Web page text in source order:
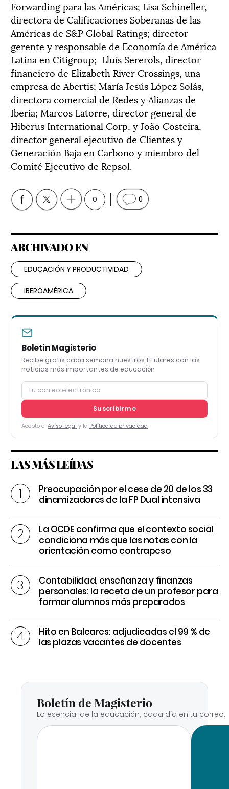
Forwarding para las Américas; Lisa Schineller,
directora de Calificaciones Soberanas de las
Américas de S&P Global Ratings; director
gerente y responsable de Economía de América
Latina en Citigroup; Lluís Sererols, director
financiero de Elizabeth River Crossings, una
empresa de Abertis; María Jesús López Solás,
directora comercial de Redes y Alianzas de
Iberia; Marcos Latorre, director general de
Hiberus International Corp, y João Costeira,
director general ejecutivo de Clientes y
Generación Baja en Carbono y miembro del
Comité Ejecutivo de Repsol.
0 0
ARCHIVADO EN
EDUCACIÓN Y PRODUCTIVIDAD
IBEROAMÉRICA
Boletín Magisterio
Recibe gratis cada semana nuestros titulares con las
noticias más importantes de educación
Suscribirme
Acepto el Aviso legal y la Política de privacidad
LAS MÁS LEÍDAS
Preocupación por el cese de 20 de los 33
dinamizadores de la FP Dual intensiva
La OCDE confirma que el contexto social
condiciona más que las notas con la
orientación como contrapeso
Contabilidad, enseñanza y finanzas
personales: la receta de un profesor para
formar alumnos más preparados
Hito en Baleares: adjudicadas el 99 % de
las plazas vacantes de docentes
Boletín de Magisterio
Lo esencial de la educación, cada día en tu correo.